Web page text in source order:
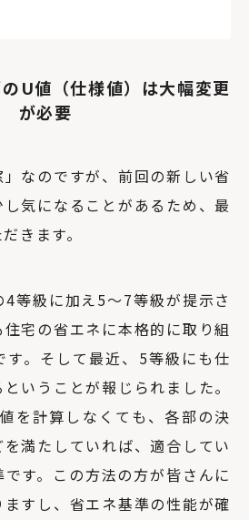
U値（仕様値）は大幅変更
が必要
なのですが、前回の新しい省
気になることがあるため、最
きます。
等級に加え5～7等級が提示さ
宅の省エネに本格的に取り組
す。そして最近、5等級にも仕
いうことが報じられました。
を計算しなくても、各部の決
満たしていれば、適合してい
す。この方法の方が皆さんに
すし、省エネ基準の性能が確